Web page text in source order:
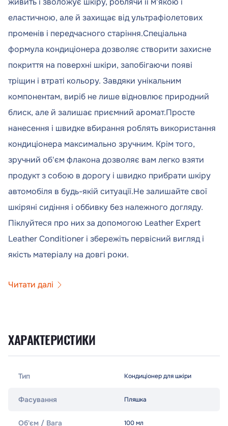
еластичною, але й захищає від ультрафіолетових
променів і передчасного старіння.Спеціальна
формула кондиціонера дозволяє створити захисне
покриття на поверхні шкіри, запобігаючи появі
тріщин і втраті кольору. Завдяки унікальним
компонентам, виріб не лише відновлює природний
блиск, але й залишає приємний аромат.Просте
нанесення і швидке вбирання роблять використання
кондиціонера максимально зручним. Крім того,
зручний об'єм флакона дозволяє вам легко взяти
продукт з собою в дорогу і швидко прибрати шкіру
автомобіля в будь-якій ситуації.Не залишайте свої
шкіряні сидіння і оббивку без належного догляду.
Піклуйтеся про них за допомогою Leather Expert
Leather Conditioner і збережіть первісний вигляд і
якість матеріалу на довгі роки.
Читати далі
ХАРАКТЕРИСТИКИ
Тип Кондиціонер для шкіри
Фасування Пляшка
Об'єм / Вага 100 мл